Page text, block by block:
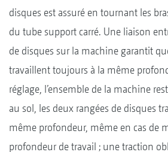
disques est assuré en tournant les
du tube support carré. Une liaison
de disques sur la machine garantit
travaillent toujours à la même
réglage, l’ensemble de la machine
au sol, les deux rangées de disques
même profondeur, même en cas de
profondeur de travail ; une traction